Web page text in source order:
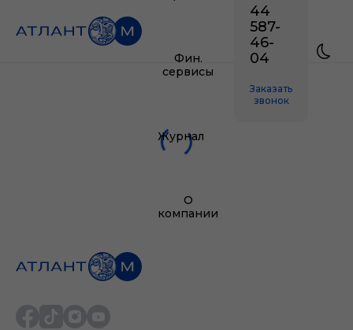
Фин.
сервисы
Журнал
О
компании
44
587-
46-
04
Заказать
звонок